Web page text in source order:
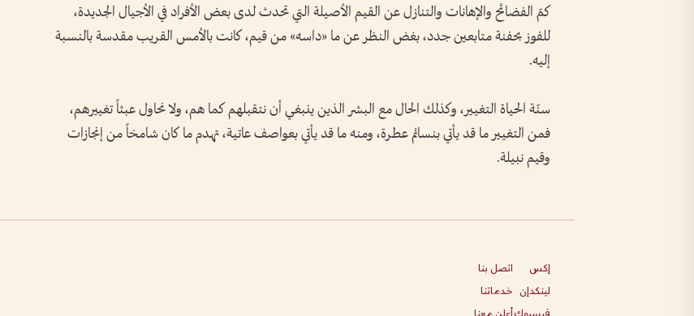
كمّ الفضائح والإهانات والتنازل عن القيم الأصيلة التي تحدث لدى بعض الأفراد في الأجيال الجديدة،
للفوز بحفنة متابعين جدد، بغض النظر عن ما «داسه» من قيم، كانت بالأمس القريب مقدسة بالنسبة
إليه.
سنّة الحياة التغيير، وكذلك الحال مع البشر الذين ينبغي أن نتقبلهم كما هم، ولا نحاول عبثاً تغييرهم،
فمن التغيير ما قد يأتي بنسائم عطرة، ومنه ما قد يأتي بعواصف عاتية، تهدم ما كان شامخاً من إنجازات
وقيم نبيلة.
إكس
لينكدإن
فيسبوك
اتصل بنا
خدماتنا
أعلن معنا